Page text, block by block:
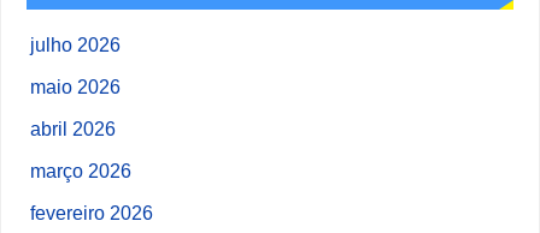
julho 2026
maio 2026
abril 2026
março 2026
fevereiro 2026